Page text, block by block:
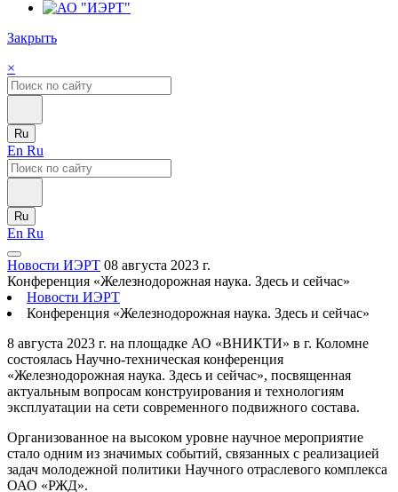
Закрыть
×
Ru
En Ru
Ru
En Ru
Новости ИЭРТ 08 августа 2023 г.
Конференция «Железнодорожная наука. Здесь и сейчас»
Новости ИЭРТ
Конференция «Железнодорожная наука. Здесь и сейчас»
8 августа 2023 г. на площадке АО «ВНИКТИ» в г. Коломне
состоялась Научно-техническая конференция
«Железнодорожная наука. Здесь и сейчас», посвященная
актуальным вопросам конструирования и технологиям
эксплуатации на сети современного подвижного состава.
Организованное на высоком уровне научное мероприятие
стало одним из значимых событий, связанных с реализацией
задач молодежной политики Научного отраслевого комплекса
ОАО «РЖД».